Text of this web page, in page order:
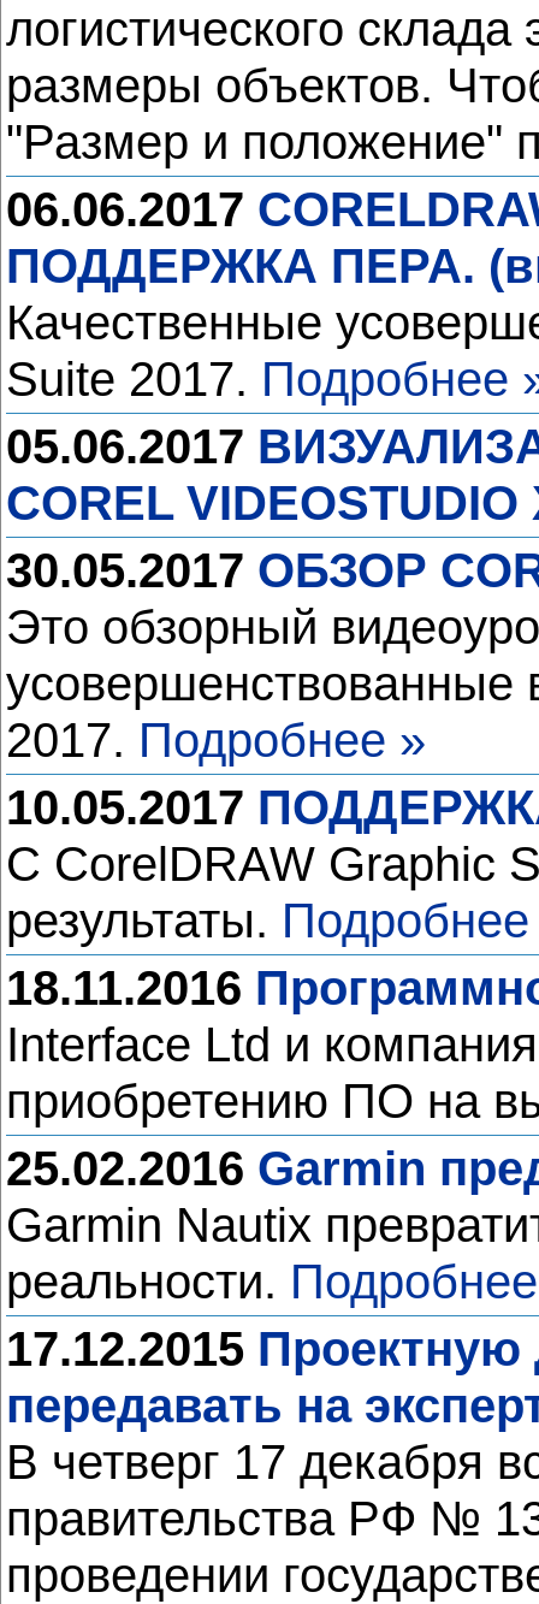
логистического
размеры объектов.
"Размер и положение"
06.06.2017
ПОДДЕРЖКА ПЕРА.
Качественные
Suite 2017. Подробнее
05.06.2017
COREL
30.05.2017 ОБЗОР
Это обзорный
усовершенствованные
2017. Подробнее »
10.05.2017 ПОДДЕРЖКА
С CorelDRAW Graphic
результаты. Подробнее
18.11.2016
Interface Ltd и
приобретению ПО на
25.02.2016 Garmin
Garmin Nautix
реальности.
17.12.2015 Проектную
передавать на
В четверг 17 декабря
правительства РФ №
проведении